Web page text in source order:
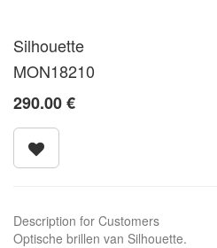
Silhouette
MON18210
290.00€
Description for Customers
Optische brillen van Silhouette.